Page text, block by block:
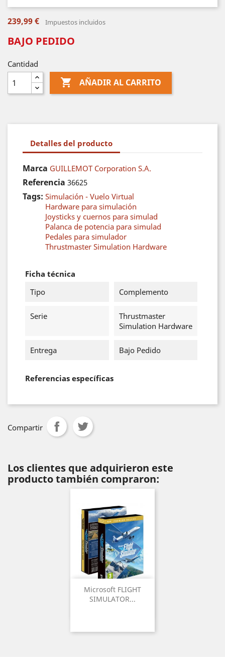
239,99 € Impuestos incluidos
BAJO PEDIDO
Cantidad
 AÑADIR AL CARRITO
Detalles del producto
Marca GUILLEMOT Corporation S.A.
Referencia 36625
Tags: Simulación - Vuelo Virtual
Hardware para simulación
Joysticks y cuernos para simulad
Palanca de potencia para simulad
Pedales para simulador
Thrustmaster Simulation Hardware
Ficha técnica
Tipo
Complemento
Serie
Thrustmaster
Simulation Hardware
Entrega Bajo Pedido
Referencias específicas
Compartir
Los clientes que adquirieron este
producto también compraron:
Microsoft FLIGHT
SIMULATOR...